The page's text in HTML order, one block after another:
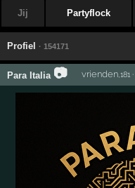
Jij Partyflock
Profiel · 154171
Para Italia 📷 vrienden,181·